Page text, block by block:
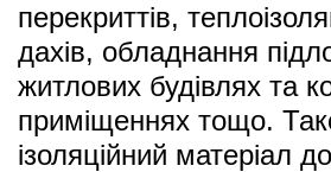
перекриттів,
дахів, обладнання
житлових будівлях та
приміщеннях тощо.
ізоляційний матеріал